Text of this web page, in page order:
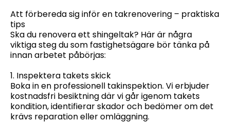
Att förbereda sig inför en takrenovering – praktiska
tips
Ska du renovera ett shingeltak? Här är några
viktiga steg du som fastighetsägare bör tänka på
innan arbetet påbörjas:
1. Inspektera takets skick
Boka in en professionell takinspektion. Vi erbjuder
kostnadsfri besiktning där vi går igenom takets
kondition, identifierar skador och bedömer om det
krävs reparation eller omläggning.